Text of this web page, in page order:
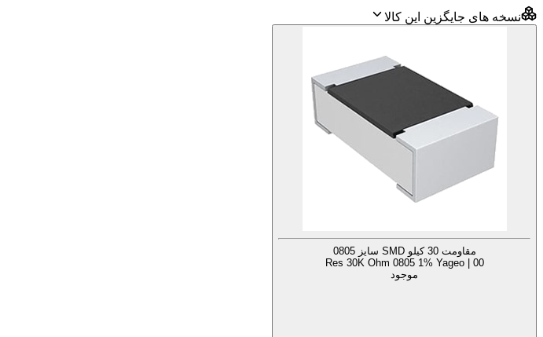
نسخه های جایگزین این کالا
مقاومت 30 کیلو SMD سایز 0805
Res 30K Ohm 0805 1% Yageo | 00
موجود